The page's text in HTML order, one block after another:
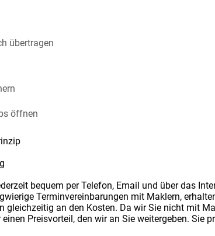
übertragen
öffnen
bequem per Telefon, Email und über das
Terminvereinbarungen mit Maklern,
gleichzeitig an den Kosten. Da wir Sie nicht mit
Preisvorteil, den wir an Sie weitergeben. Sie